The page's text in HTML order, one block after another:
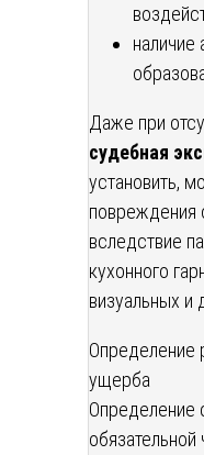
наличие
Даже при
судебная
установить,
повреждения
вследствие
кухонного
визуальных и
Определение
ущерба
Определение
обязательной